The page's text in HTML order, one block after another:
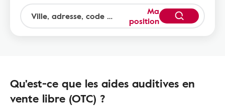
Ma
position
Qu'est-ce que les aides auditives en
vente libre (OTC) ?